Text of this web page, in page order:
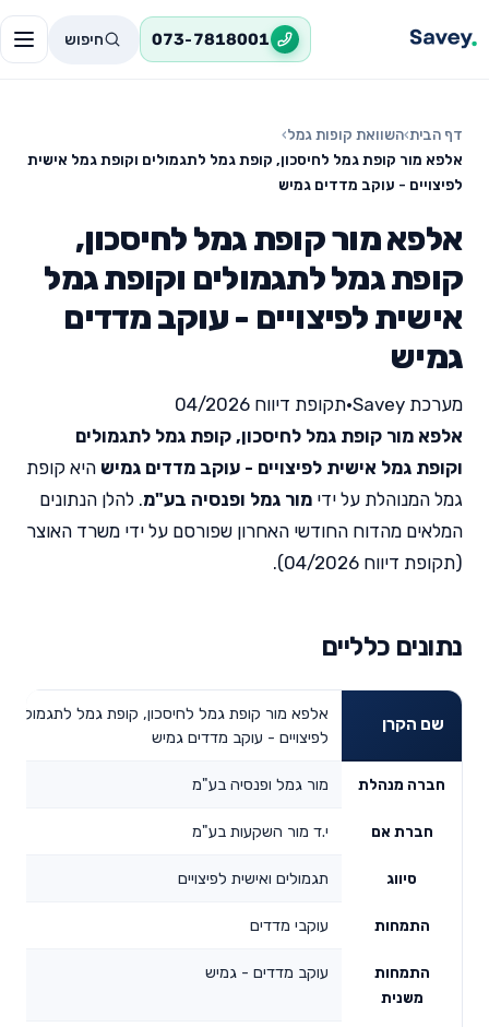
073-7818001 חיפוש
דף הבית›השוואת קופות גמל›
אלפא מור קופת גמל לחיסכון, קופת גמל לתגמולים וקופת גמל אישית
לפיצויים - עוקב מדדים גמיש
אלפא מור קופת גמל לחיסכון,
קופת גמל לתגמולים וקופת גמל
אישית לפיצויים - עוקב מדדים
גמיש
מערכת Savey •תקופת דיווח 04/2026
אלפא מור קופת גמל לחיסכון, קופת גמל לתגמולים
וקופת גמל אישית לפיצויים - עוקב מדדים גמיש היא קופת
גמל המנוהלת על ידי מור גמל ופנסיה בע"מ. להלן הנתונים
המלאים מהדוח החודשי האחרון שפורסם על ידי משרד האוצר
(תקופת דיווח 04/2026).
נתונים כלליים
שם הקרן
אלפא מור קופת גמל לחיסכון, קופת גמל לתגמולים
לפיצויים - עוקב מדדים גמיש
חברה מנהלת מור גמל ופנסיה בע"מ
חברת אם י.ד מור השקעות בע"מ
סיווג תגמולים ואישית לפיצויים
התמחות עוקבי מדדים
התמחות
משנית
עוקב מדדים - גמיש